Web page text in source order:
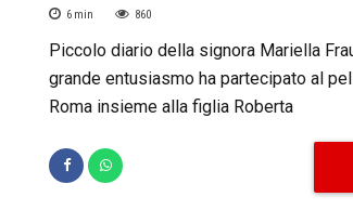
6 min 860
Piccolo diario della signora Mariella
grande entusiasmo ha partecipato al
Roma insieme alla figlia Roberta